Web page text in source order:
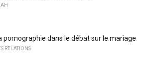
pornographie dans le débat sur le mariage
RELATIONS